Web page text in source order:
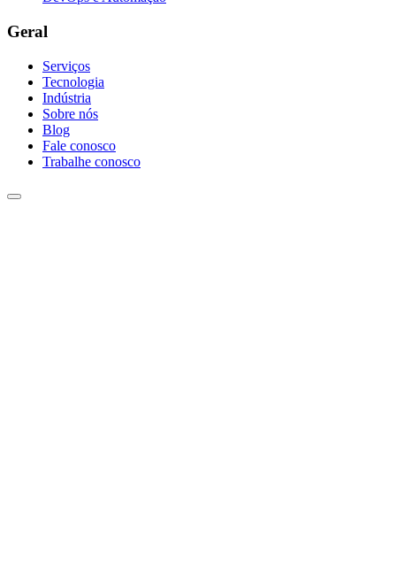
Geral
Serviços
Tecnologia
Indústria
Sobre nós
Blog
Fale conosco
Trabalhe conosco